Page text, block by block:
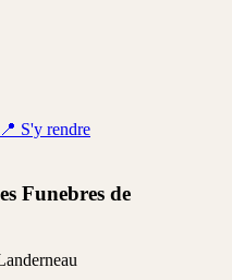
📍 S'y rendre
Funebres de